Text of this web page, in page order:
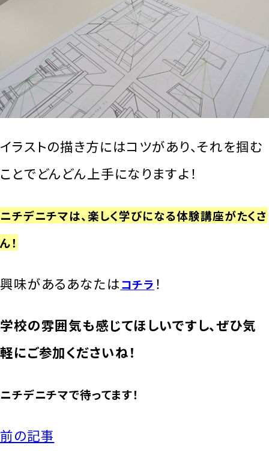
イラストの描き方にはコツがあり、それを掴む
ことでどんどん上手になりますよ！
ニチデニチマは、楽しく学びになる体験講座がたくさ
ん！
興味があるあなたはコチラ ！
学校の雰囲気も感じてほしいですし、ぜひ気
軽にご参加くださいね！
ニチデニチマで待ってます！
前の記事